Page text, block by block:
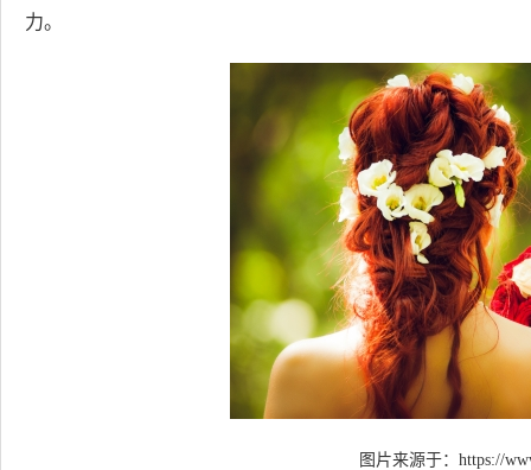
力。
图片来源于： https://